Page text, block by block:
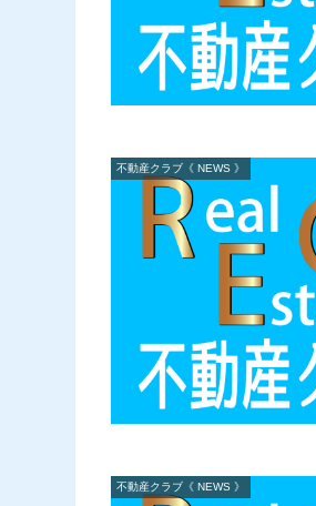
不動産クラブ《 NEWS 》
不動産クラブ《 NEWS 》